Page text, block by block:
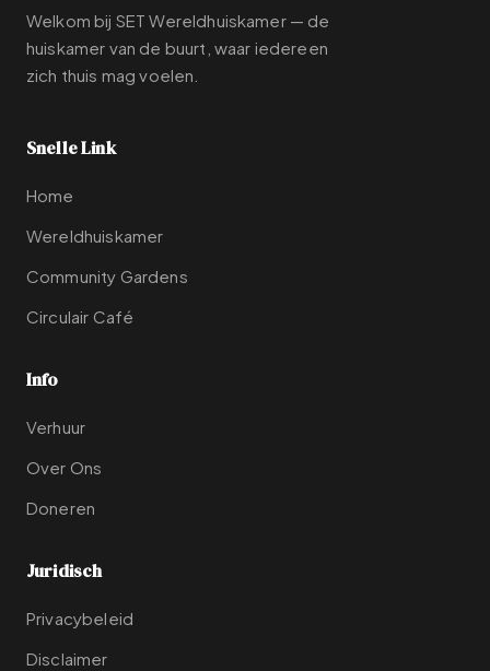
Welkom bij SET Wereldhuiskamer — de
huiskamer van de buurt, waar iedereen
zich thuis mag voelen.
Snelle Link
Home
Wereldhuiskamer
Community Gardens
Circulair Café
Info
Verhuur
Over Ons
Doneren
Juridisch
Privacybeleid
Disclaimer